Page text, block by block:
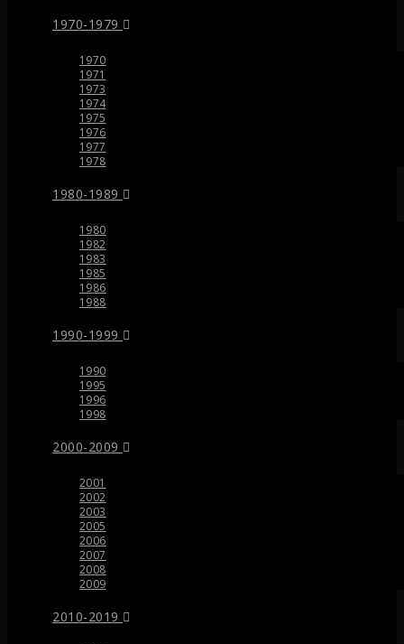
1970-1979
1970
1971
1973
1974
1975
1976
1977
1978
1980-1989
1980
1982
1983
1985
1986
1988
1990-1999
1990
1995
1996
1998
2000-2009
2001
2002
2003
2005
2006
2007
2008
2009
2010-2019